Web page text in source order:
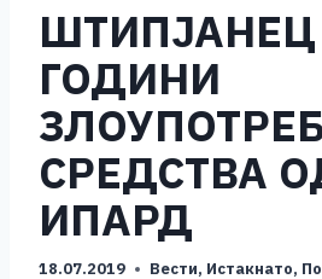
ГОДИНИ
СРЕДСТВА
ИПАРД
18.07.2019 Вести, Истакнато,